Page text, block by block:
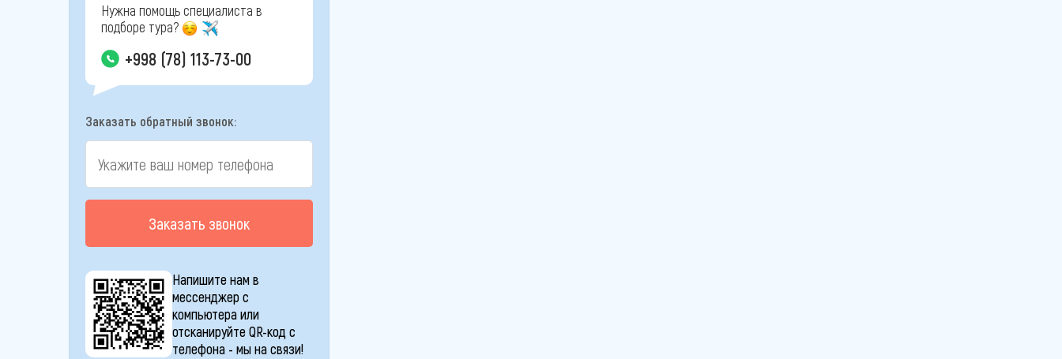
Нужна помощь специалиста в
подборе тура?
+998 (78) 113-73-00
Заказать обратный звонок:
Заказать звонок
Напишите нам в
мессенджер с
компьютера или
отсканируйте QR-код с
телефона - мы на связи!